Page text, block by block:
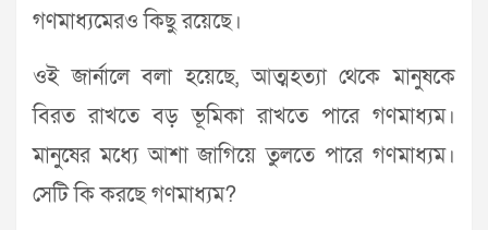
গণমাধ্যমেরও কিছু রয়েছে।
ওই জার্নালে বলা হয়েছে, আত্মহত্যা থেকে মানুষকে
বিরত রাখতে বড় ভূমিকা রাখতে পারে গণমাধ্যম।
মানুষের মধ্যে আশা জাগিয়ে তুলতে পারে গণমাধ্যম।
সেটি কি করছে গণমাধ্যম?